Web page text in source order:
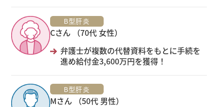
B型肝炎
Cさん （70代 女性）
弁護士が複数の代替資料をもとに手続を
進め給付金3,600万円を獲得！
B型肝炎
Mさん （50代 男性）